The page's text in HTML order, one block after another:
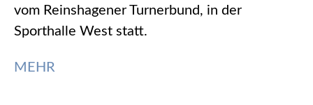
vom Reinshagener Turnerbund, in der
Sporthalle West statt.
MEHR